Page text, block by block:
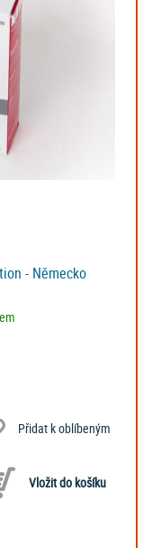
- Německo
Přidat k oblíbeným